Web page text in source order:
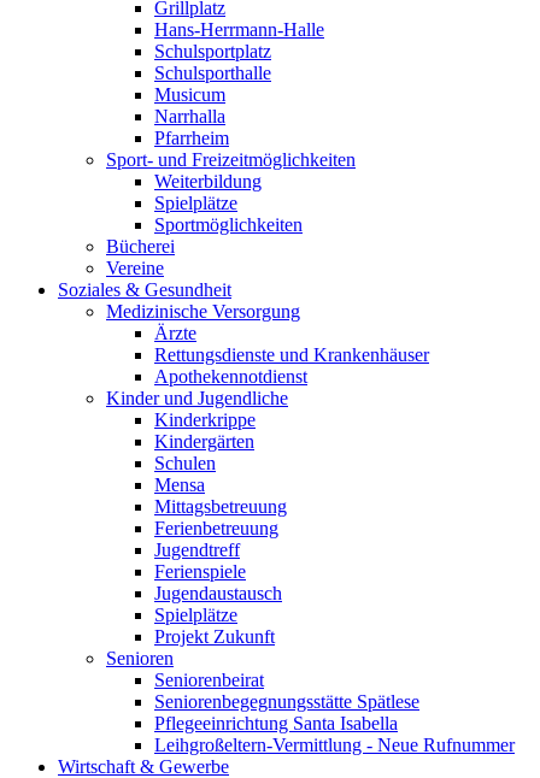
Grillplatz
Hans-Herrmann-Halle
Schulsportplatz
Schulsporthalle
Musicum
Narrhalla
Pfarrheim
Sport- und Freizeitmöglichkeiten
Weiterbildung
Spielplätze
Sportmöglichkeiten
Bücherei
Vereine
Soziales & Gesundheit
Medizinische Versorgung
Ärzte
Rettungsdienste und Krankenhäuser
Apothekennotdienst
Kinder und Jugendliche
Kinderkrippe
Kindergärten
Schulen
Mensa
Mittagsbetreuung
Ferienbetreuung
Jugendtreff
Ferienspiele
Jugendaustausch
Spielplätze
Projekt Zukunft
Senioren
Seniorenbeirat
Seniorenbegegnungsstätte Spätlese
Pflegeeinrichtung Santa Isabella
Leihgroßeltern-Vermittlung - Neue Rufnummer
Wirtschaft & Gewerbe